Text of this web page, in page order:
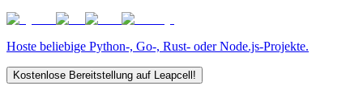
Hoste beliebige Python-, Go-, Rust- oder Node.js-Projekte.
Kostenlose Bereitstellung auf Leapcell!